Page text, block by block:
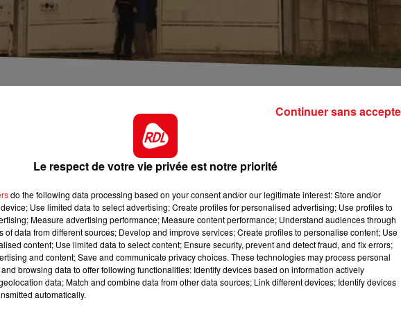
11h00 - 12h00
SUR UN AIR D'ACCORDÉON
8h00
RDL
électrique, ce mardi soir
après un incendie dans un poste électrique, situé
Les flammes ont été rapidement circonscrites,
été mise à l’arrêt complet, ainsi que l’usine voisine
du transformateur.
l’outil de production, ce qui promettait de prendre de
KOOL
Le respect de votre vie privée est notre priorité
do the following data processing based on your consent and/or our legitimate interest: Store and/or
Use limited data to select advertising; Create profiles for personalised advertising; Use profiles to
Measure advertising performance; Measure content performance; Understand audiences through
of data from different sources; Develop and improve services; Create profiles to personalise content; Use
content; Use limited data to select content; Ensure security, prevent and detect fraud, and fix errors;
and content; Save and communicate privacy choices. These technologies may process personal
browsing data to offer following functionalities: Identify devices based on information actively
data; Match and combine data from other data sources; Link different devices; Identify devices
automatically.
Continuer sans